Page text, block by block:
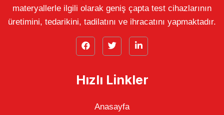
materyallerle ilgili olarak geniş çapta test cihazlarının
üretimini, tedarikini, tadilatını ve ihracatını yapmaktadır.
Hızlı Linkler
Anasayfa